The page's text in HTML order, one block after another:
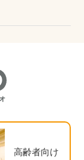
高齢者向け